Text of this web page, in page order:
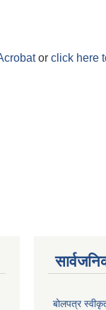
or click here
बोलपत्र